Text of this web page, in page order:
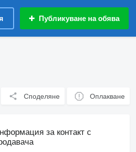
Публикуване на обява
Споделяне Оплакване
за контакт с